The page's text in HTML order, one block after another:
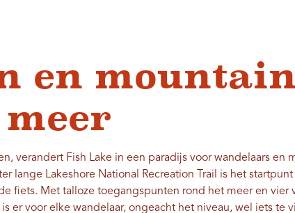
en
verandert Fish Lake in een paradijs voor wandelaars en
lange Lakeshore National Recreation Trail is het
fiets. Met talloze toegangspunten rond het meer en vier
er voor elke wandelaar, ongeacht het niveau, wel iets te